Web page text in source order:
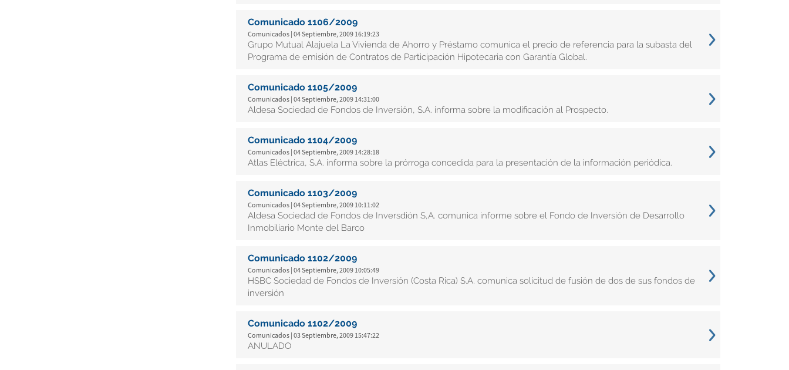
Comunicado 1106/2009
Comunicados | 04 Septiembre, 2009 16:19:23
Grupo Mutual Alajuela La Vivienda de Ahorro y Préstamo comunica el precio de referencia para la subasta del
Programa de emisión de Contratos de Participación Hipotecaria con Garantía Global.
Comunicado 1105/2009
Comunicados | 04 Septiembre, 2009 14:31:00
Aldesa Sociedad de Fondos de Inversión, S.A. informa sobre la modificación al Prospecto.
Comunicado 1104/2009
Comunicados | 04 Septiembre, 2009 14:28:18
Atlas Eléctrica, S.A. informa sobre la prórroga concedida para la presentación de la información periódica.
Comunicado 1103/2009
Comunicados | 04 Septiembre, 2009 10:11:02
Aldesa Sociedad de Fondos de Inversdión S,A. comunica informe sobre el Fondo de Inversión de Desarrollo
Inmobiliario Monte del Barco
Comunicado 1102/2009
Comunicados | 04 Septiembre, 2009 10:05:49
HSBC Sociedad de Fondos de Inversión (Costa Rica) S.A. comunica solicitud de fusión de dos de sus fondos de
inversión
Comunicado 1102/2009
Comunicados | 03 Septiembre, 2009 15:47:22
ANULADO